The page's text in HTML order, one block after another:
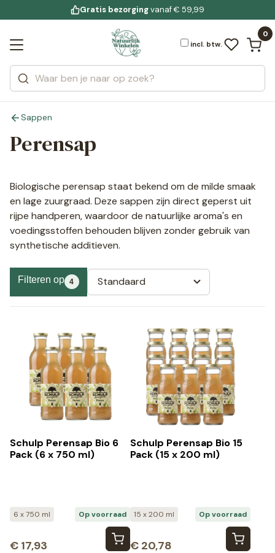
Jouw bewuste leefstijl
voor 19:00 uur besteld
Gratis bezorgingvanaf € 59,99
incl. btw.
0
Zoeken
Categorieën
Merken
Bekijk alle resultaten
Sappen
Perensap
Biologische perensap staat bekend om de milde smaak
en lage zuurgraad. Deze sappen zijn direct geperst uit
rijpe handperen, waardoor de natuurlijke aroma's en
voedingsstoffen behouden blijven zonder gebruik van
synthetische additieven.
Filteren op 4 Standaard
Schulp Perensap Bio 6
Pack (6 x 750 ml)
6 x 750 ml Op voorraad
€ 17,93
Schulp Perensap Bio 15
Pack (15 x 200 ml)
15 x 200 ml Op voorraad
€ 20,78